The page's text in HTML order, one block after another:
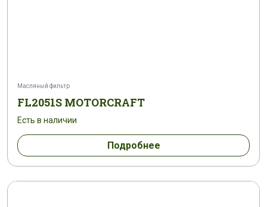
Масляный фильтр
FL2051S MOTORCRAFT
Есть в наличии
Подробнее